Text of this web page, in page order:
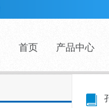
首页 产品中心